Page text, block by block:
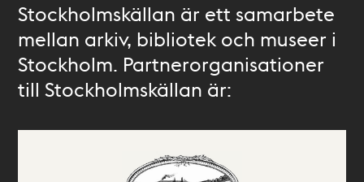
Stockholmskällan är ett samarbete
mellan arkiv, bibliotek och museer i
Stockholm. Partnerorganisationer
till Stockholmskällan är: